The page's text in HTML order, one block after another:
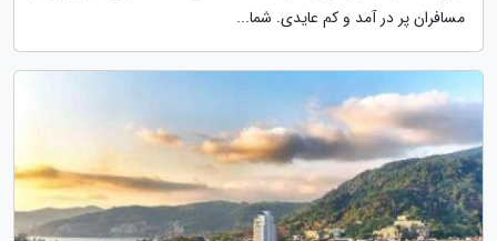
مسافران پر در آمد و کم عایدی. شما...